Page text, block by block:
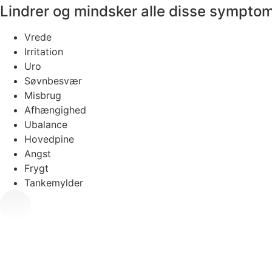
Lindrer og mindsker alle disse
Vrede
Irritation
Uro
Søvnbesvær
Misbrug
Afhængighed
Ubalance
Hovedpine
Angst
Frygt
Tankemylder